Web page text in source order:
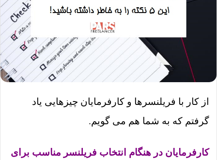
از کار با فریلنسرها و کارفرمایان چیزهایی یاد
گرفتم که به شما هم می گویم.
کارفرمایان در هنگام انتخاب فریلنسر مناسب برای